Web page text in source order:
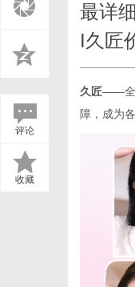
评论
收藏
最详
I久匠
久匠——全
障，成为